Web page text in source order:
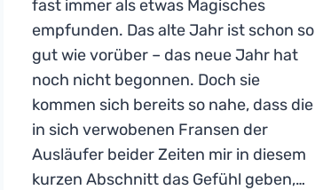
fast immer als etwas Magisches
empfunden. Das alte Jahr ist schon so
gut wie vorüber – das neue Jahr hat
noch nicht begonnen. Doch sie
kommen sich bereits so nahe, dass die
in sich verwobenen Fransen der
Ausläufer beider Zeiten mir in diesem
kurzen Abschnitt das Gefühl geben,…